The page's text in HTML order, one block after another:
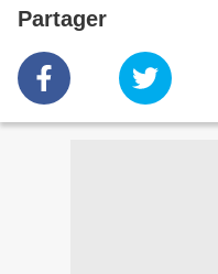
Partager